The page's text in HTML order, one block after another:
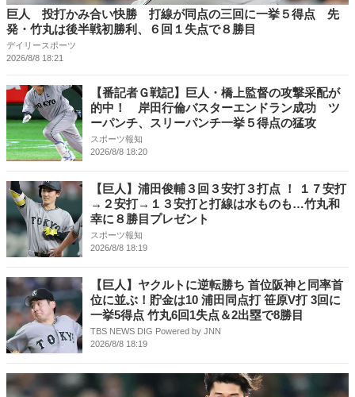
巨人 投打かみ合い快勝 打線が同点の三回に一挙５得点 先
発・竹丸は後半戦初勝利、６回１失点で８勝目
デイリースポーツ
2026/8/8 18:21
【番記者Ｇ戦記】巨人・橋上監督の攻撃采配が
的中！ 岸田行倫バスターエンドラン成功 ツ
ーパンチ、スリーパンチ一挙５得点の猛攻
スポーツ報知
2026/8/8 18:20
【巨人】浦田俊輔３回３安打３打点 ！ １７安打
→２安打→１３安打と打線は水ものも…竹丸和
幸に８勝目プレゼント
スポーツ報知
2026/8/8 18:19
【巨人】ヤクルトに逆転勝ち 首位阪神と同率首
位に並ぶ！貯金は10 浦田同点打 笹原V打 3回に
一挙5得点 竹丸6回1失点＆2出塁で8勝目
TBS NEWS DIG Powered by JNN
2026/8/8 18:19